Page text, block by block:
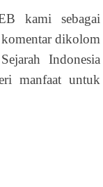
kami sebagai
dikolom
Indonesia
manfaat untuk